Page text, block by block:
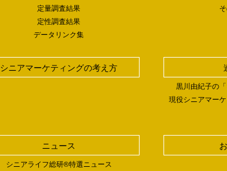
定量調査結果
定性調査結果
データリンク集
シニアマーケティングの考え方
黒川由紀子の
現役シニアマー
ニュース
シニアライフ総研®特選ニュース